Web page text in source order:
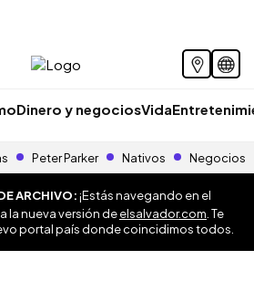
Dinero y negociosVida
Peter Parker Nativos Negocios
ARCHIVO:¡Estás navegando en el
la nueva versión deelsalvador.com . Te
portal país donde coincidimos todos.